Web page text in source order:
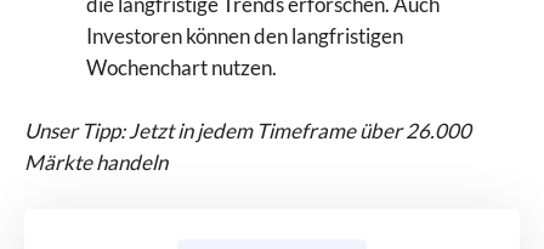
Investoren können den langfristigen
Wochenchart nutzen.
Unser Tipp: Jetzt in jedem Timeframe über 26.000
Märkte handeln